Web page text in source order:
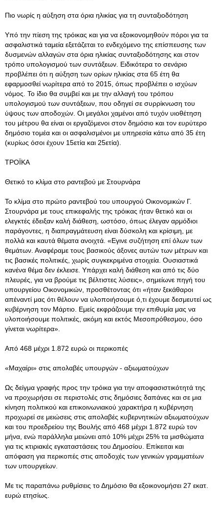
Πιο νωρίς η αύξηση στα όρια ηλικίας για τη συνταξιοδότηση
Υπό την πίεση της τρόικας και για να εξοικονομηθούν πόροι για τα
ασφαλιστικά ταμεία εξετάζεται το ενδεχόμενο της επίσπευσης των
δυσμενών αλλαγών στα όρια ηλικίας συνταξιοδότησης και στον
τρόπο υπολογισμού των συντάξεων. Ειδικότερα το σενάριο
προβλέπει ότι η αύξηση των ορίων ηλικίας στα 65 έτη θα
εφαρμοσθεί νωρίτερα από το 2015, όπως προβλέπει ο ισχύων
νόμος. Το ίδιο θα συμβεί και με την αλλαγή του τρόπου
υπολογισμού των συντάξεων, που οδηγεί σε συρρίκνωση του
ύψους των αποδοχών. Οι μεγάλοι χαμένοι από τυχόν υιοθέτηση
του μέτρου θα είναι οι εργαζόμενοι στον δημόσιο και τον ευρύτερο
δημόσιο τομέα και οι ασφαλισμένοι με υπηρεσία κάτω από 35 έτη
(κυρίως όσοι έχουν 15ετία και 25ετία).
ΤΡΟΪΚΑ
Θετικό το κλίμα στο ραντεβού με Στουρνάρα
Το κλίμα στο πρώτο ραντεβού του υπουργού Οικονομικών Γ.
Στουρνάρα με τους επικεφαλής της τρόικας ήταν θετικό και οι
ελεγκτές έδειξαν καλή διάθεση, ωστόσο, όπως έλεγαν αρμόδιοι
παράγοντες, η διαπραγμάτευση είναι δύσκολη και κρίσιμη, με
πολλά και καυτά θέματα ανοιχτά. «Εγινε συζήτηση επί όλων των
θεμάτων. Αναφέραμε τους βασικούς άξονες αυτών των μέτρων και
τις βασικές πολιτικές, χωρίς συγκεκριμένα στοιχεία. Ουσιαστικά
κανένα θέμα δεν έκλεισε. Υπάρχει καλή διάθεση και από τις δύο
πλευρές, για να βρούμε τις βέλτιστες λύσεις», σημείωνε πηγή του
υπουργείου Οικονομικών, προσθέτοντας ότι «ήταν ξεκάθαροι
απέναντί μας ότι θέλουν να υλοποιήσουμε ό,τι έχουμε δεσμευτεί ως
κυβέρνηση τον Μάρτιο. Εμείς εκφράζουμε την επιθυμία μας να
υλοποιήσουμε πολιτικές, ακόμη και εκτός Μεσοπρόθεσμου, όσο
γίνεται νωρίτερα».
Από 468 μέχρι 1.872 ευρώ οι περικοπές
«Μαχαίρι» στις απολαβές υπουργών - αξιωματούχων
Ως δείγμα γραφής προς την τρόικα για την αποφασιστικότητά της
να προχωρήσει σε περιστολές στις δημόσιες δαπάνες και σε μια
κίνηση πολιτικού και επικοινωνιακού χαρακτήρα η κυβέρνηση
προχωρεί σε μειώσεις στις απολαβές κυβερνητικών αξιωματούχων
και του προεδρείου της Βουλής από 468 μέχρι 1.872 ευρώ τον
μήνα, ενώ παράλληλα μειώνει από 10% μέχρι 25% τα μισθώματα
για τις κτιριακές εγκαταστάσεις του Δημοσίου. Επίκειται και
απόφαση για περικοπές στις αποδοχές των γενικών γραμματέων
των υπουργείων.
Με τις παραπάνω ρυθμίσεις το Δημόσιο θα εξοικονομήσει 27 εκατ.
ευρώ ετησίως.